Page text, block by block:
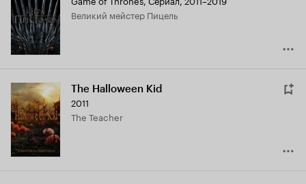
Кинопоиска
9.0
Великий мейстер Пицель
The Halloween Kid
2011
The Teacher